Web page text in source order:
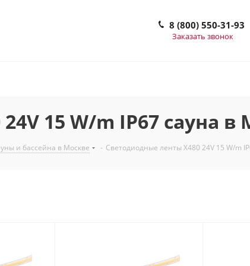
8 (800) 550-31-93
Заказать звонок
15 W/m IP67 сауна в
и бассейна в Москве - Светодиодные ленты X480 24V 15 W/m